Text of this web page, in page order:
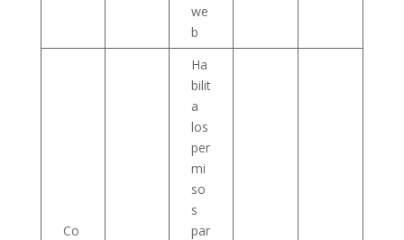
we
b
Co
Ha
bilit
a
los
per
mi
so
s
par